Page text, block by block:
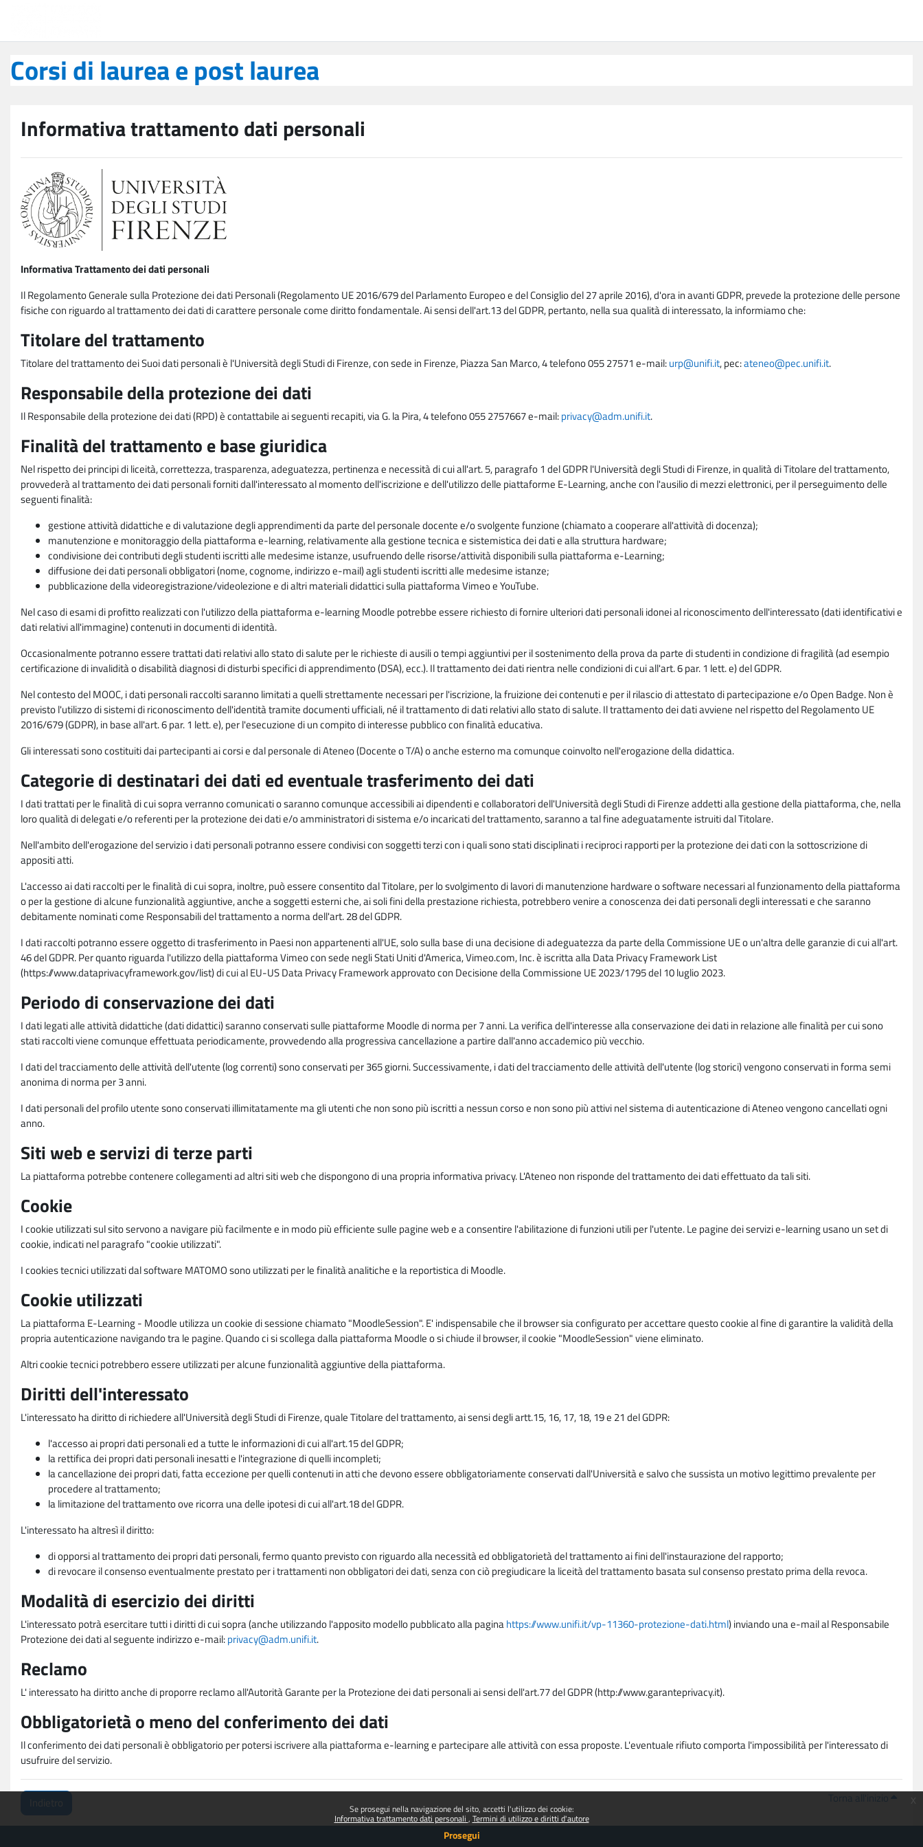
Se prosegui nella navigazione del sito, accetti l'utilizzo dei cookie:
Informativa trattamento dati personali Termini di utilizzo e diritti d'autore
Prosegui
Corsi di laurea e post laurea
Informativa trattamento dati personali
Informativa Trattamento dei dati personali
Il Regolamento Generale sulla Protezione dei dati Personali (Regolamento UE 2016/679 del Parlamento Europeo e del Consiglio del 27 aprile 2016), d'ora in avanti GDPR, prevede la protezione delle persone
fisiche con riguardo al trattamento dei dati di carattere personale come diritto fondamentale. Ai sensi dell'art.13 del GDPR, pertanto, nella sua qualità di interessato, la informiamo che:
Titolare del trattamento
Titolare del trattamento dei Suoi dati personali è l'Università degli Studi di Firenze, con sede in Firenze, Piazza San Marco, 4 telefono 055 27571 e-mail:urp@unifi.it, pec:ateneo@pec.unifi.it.
Responsabile della protezione dei dati
Il Responsabile della protezione dei dati (RPD) è contattabile ai seguenti recapiti, via G. la Pira, 4 telefono 055 2757667 e-mail:privacy@adm.unifi.it.
Finalità del trattamento e base giuridica
Nel rispetto dei principi di liceità, correttezza, trasparenza, adeguatezza, pertinenza e necessità di cui all'art. 5, paragrafo 1 del GDPR l'Università degli Studi di Firenze, in qualità di Titolare del trattamento,
provvederà al trattamento dei dati personali forniti dall'interessato al momento dell'iscrizione e dell'utilizzo delle piattaforme E-Learning, anche con l'ausilio di mezzi elettronici, per il perseguimento delle
seguenti finalità:
gestione attività didattiche e di valutazione degli apprendimenti da parte del personale docente e/o svolgente funzione (chiamato a cooperare all'attività di docenza);
manutenzione e monitoraggio della piattaforma e-learning, relativamente alla gestione tecnica e sistemistica dei dati e alla struttura hardware;
condivisione dei contributi degli studenti iscritti alle medesime istanze, usufruendo delle risorse/attività disponibili sulla piattaforma e-Learning;
diffusione dei dati personali obbligatori (nome, cognome, indirizzo e-mail) agli studenti iscritti alle medesime istanze;
pubblicazione della videoregistrazione/videolezione e di altri materiali didattici sulla piattaforma Vimeo e YouTube.
Nel caso di esami di profitto realizzati con l'utilizzo della piattaforma e-learning Moodle potrebbe essere richiesto di fornire ulteriori dati personali idonei al riconoscimento dell'interessato (dati identificativi e
dati relativi all'immagine) contenuti in documenti di identità.
Occasionalmente potranno essere trattati dati relativi allo stato di salute per le richieste di ausili o tempi aggiuntivi per il sostenimento della prova da parte di studenti in condizione di fragilità (ad esempio
certificazione di invalidità o disabilità diagnosi di disturbi specifici di apprendimento (DSA), ecc.). Il trattamento dei dati rientra nelle condizioni di cui all'art. 6 par. 1 lett. e) del GDPR.
Nel contesto del MOOC, i dati personali raccolti saranno limitati a quelli strettamente necessari per l'iscrizione, la fruizione dei contenuti e per il rilascio di attestato di partecipazione e/o Open Badge. Non è
previsto l'utilizzo di sistemi di riconoscimento dell'identità tramite documenti ufficiali, né il trattamento di dati relativi allo stato di salute. Il trattamento dei dati avviene nel rispetto del Regolamento UE
2016/679 (GDPR), in base all'art. 6 par. 1 lett. e), per l'esecuzione di un compito di interesse pubblico con finalità educativa.
Gli interessati sono costituiti dai partecipanti ai corsi e dal personale di Ateneo (Docente o T/A) o anche esterno ma comunque coinvolto nell'erogazione della didattica.
Categorie di destinatari dei dati ed eventuale trasferimento dei dati
I dati trattati per le finalità di cui sopra verranno comunicati o saranno comunque accessibili ai dipendenti e collaboratori dell'Università degli Studi di Firenze addetti alla gestione della piattaforma, che, nella
loro qualità di delegati e/o referenti per la protezione dei dati e/o amministratori di sistema e/o incaricati del trattamento, saranno a tal fine adeguatamente istruiti dal Titolare.
Nell'ambito dell'erogazione del servizio i dati personali potranno essere condivisi con soggetti terzi con i quali sono stati disciplinati i reciproci rapporti per la protezione dei dati con la sottoscrizione di
appositi atti.
L'accesso ai dati raccolti per le finalità di cui sopra, inoltre, può essere consentito dal Titolare, per lo svolgimento di lavori di manutenzione hardware o software necessari al funzionamento della piattaforma
o per la gestione di alcune funzionalità aggiuntive, anche a soggetti esterni che, ai soli fini della prestazione richiesta, potrebbero venire a conoscenza dei dati personali degli interessati e che saranno
debitamente nominati come Responsabili del trattamento a norma dell'art. 28 del GDPR.
I dati raccolti potranno essere oggetto di trasferimento in Paesi non appartenenti all'UE, solo sulla base di una decisione di adeguatezza da parte della Commissione UE o un'altra delle garanzie di cui all'art.
46 del GDPR. Per quanto riguarda l'utilizzo della piattaforma Vimeo con sede negli Stati Uniti d'America, Vimeo.com, Inc. è iscritta alla Data Privacy Framework List
(https://www.dataprivacyframework.gov/list) di cui al EU-US Data Privacy Framework approvato con Decisione della Commissione UE 2023/1795 del 10 luglio 2023.
Periodo di conservazione dei dati
I dati legati alle attività didattiche (dati didattici) saranno conservati sulle piattaforme Moodle di norma per 7 anni. La verifica dell'interesse alla conservazione dei dati in relazione alle finalità per cui sono
stati raccolti viene comunque effettuata periodicamente, provvedendo alla progressiva cancellazione a partire dall'anno accademico più vecchio.
I dati del tracciamento delle attività dell'utente (log correnti) sono conservati per 365 giorni. Successivamente, i dati del tracciamento delle attività dell'utente (log storici) vengono conservati in forma semi
anonima di norma per 3 anni.
I dati personali del profilo utente sono conservati illimitatamente ma gli utenti che non sono più iscritti a nessun corso e non sono più attivi nel sistema di autenticazione di Ateneo vengono cancellati ogni
anno.
Siti web e servizi di terze parti
La piattaforma potrebbe contenere collegamenti ad altri siti web che dispongono di una propria informativa privacy. L'Ateneo non risponde del trattamento dei dati effettuato da tali siti.
Cookie
I cookie utilizzati sul sito servono a navigare più facilmente e in modo più efficiente sulle pagine web e a consentire l'abilitazione di funzioni utili per l'utente. Le pagine dei servizi e-learning usano un set di
cookie, indicati nel paragrafo "cookie utilizzati".
I cookies tecnici utilizzati dal software MATOMO sono utilizzati per le finalità analitiche e la reportistica di Moodle.
Cookie utilizzati
La piattaforma E-Learning - Moodle utilizza un cookie di sessione chiamato "MoodleSession". E' indispensabile che il browser sia configurato per accettare questo cookie al fine di garantire la validità della
propria autenticazione navigando tra le pagine. Quando ci si scollega dalla piattaforma Moodle o si chiude il browser, il cookie "MoodleSession" viene eliminato.
Altri cookie tecnici potrebbero essere utilizzati per alcune funzionalità aggiuntive della piattaforma.
Diritti dell'interessato
L'interessato ha diritto di richiedere all'Università degli Studi di Firenze, quale Titolare del trattamento, ai sensi degli artt.15, 16, 17, 18, 19 e 21 del GDPR:
l'accesso ai propri dati personali ed a tutte le informazioni di cui all'art.15 del GDPR;
la rettifica dei propri dati personali inesatti e l'integrazione di quelli incompleti;
la cancellazione dei propri dati, fatta eccezione per quelli contenuti in atti che devono essere obbligatoriamente conservati dall'Università e salvo che sussista un motivo legittimo prevalente per
procedere al trattamento;
la limitazione del trattamento ove ricorra una delle ipotesi di cui all'art.18 del GDPR.
L'interessato ha altresì il diritto:
di opporsi al trattamento dei propri dati personali, fermo quanto previsto con riguardo alla necessità ed obbligatorietà del trattamento ai fini dell'instaurazione del rapporto;
di revocare il consenso eventualmente prestato per i trattamenti non obbligatori dei dati, senza con ciò pregiudicare la liceità del trattamento basata sul consenso prestato prima della revoca.
Modalità di esercizio dei diritti
L'interessato potrà esercitare tutti i diritti di cui sopra (anche utilizzando l'apposito modello pubblicato alla paginahttps://www.unifi.it/vp-11360-protezione-dati.html) inviando una e-mail al Responsabile
Protezione dei dati al seguente indirizzo e-mail:privacy@adm.unifi.it.
Reclamo
L' interessato ha diritto anche di proporre reclamo all'Autorità Garante per la Protezione dei dati personali ai sensi dell'art.77 del GDPR (http://www.garanteprivacy.it).
Obbligatorietà o meno del conferimento dei dati
Il conferimento dei dati personali è obbligatorio per potersi iscrivere alla piattaforma e-learning e partecipare alle attività con essa proposte. L'eventuale rifiuto comporta l'impossibilità per l'interessato di
usufruire del servizio.
Indietro Torna all'inizio